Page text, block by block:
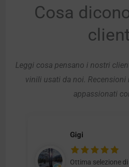
Cosa
Leggi cosa pensano i nostri
vinili usati da noi. Recensioni
appassionati
Gigi
Ottima selezione